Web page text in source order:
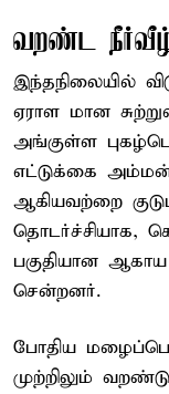
வறண்ட
இந்தநிலையில்
ஏராள மான
அங்குள்ள
எட்டுக்கை
ஆகியவற்றை
தொடர்ச்சியாக,
பகுதியான
சென்றனர்.
போதிய
முற்றிலும்